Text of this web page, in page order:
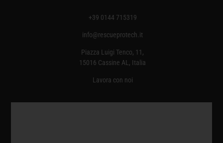
+39 0144 715319
info@rescueprotech.it
Piazza Luigi Tenco, 11,
15016 Cassine AL, Italia
Lavora con noi